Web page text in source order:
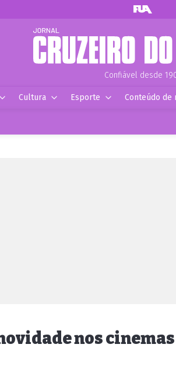
Confiável desde
Cultura Esporte Conteúdo de
nos